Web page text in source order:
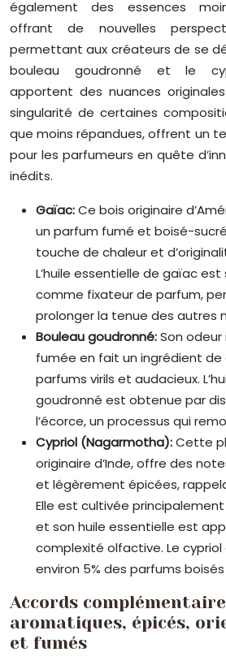
également des essences
offrant de nouvelles
permettant aux créateurs de se
bouleau goudronné et le
apportent des nuances
singularité de certaines
que moins répandues, offrent un
pour les parfumeurs en quête
inédits.
Gaïac:Ce bois originaire
un parfum fumé et boisé-
touche de chaleur et
L’huile essentielle de gaïac
comme fixateur de parfum,
prolonger la tenue des autres
Bouleau goudronné:Son
fumée en fait un ingrédient de
parfums virils et audacieux.
goudronné est obtenue par
l’écorce, un processus qui
Cypriol (Nagarmotha):Cette
originaire d’Inde, offre des
et légèrement épicées,
Elle est cultivée
et son huile essentielle est
complexité olfactive. Le
environ 5% des parfums
Accords
aromatiques, épicés,
et fumés